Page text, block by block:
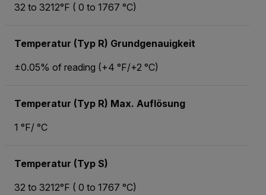
32 to 3212°F ( 0 to 1767 °C)
Temperatur (Typ R) Grundgenauigkeit
±0.05% of reading (+4 °F/+2 °C)
Temperatur (Typ R) Max. Auflösung
1 °F/ °C
Temperatur (Typ S)
32 to 3212°F ( 0 to 1767 °C)